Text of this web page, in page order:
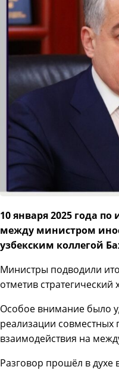
10 января 2025 года
между министром
узбекским коллегой
Министры подводили
отметив
Особое внимание было
реализации
взаимодействия на
Разговор прошёл в духе